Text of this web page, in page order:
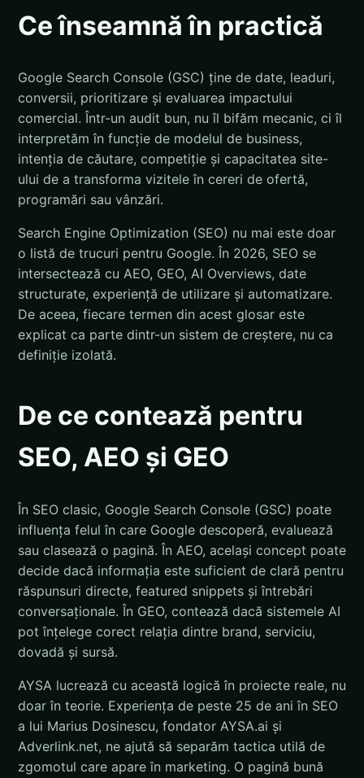
Ce înseamnă în practică
Google Search Console (GSC) ține de date, leaduri,
conversii, prioritizare și evaluarea impactului
comercial. Într-un audit bun, nu îl bifăm mecanic, ci îl
interpretăm în funcție de modelul de business,
intenția de căutare, competiție și capacitatea site-
ului de a transforma vizitele în cereri de ofertă,
programări sau vânzări.
Search Engine Optimization (SEO) nu mai este doar
o listă de trucuri pentru Google. În 2026, SEO se
intersectează cu AEO, GEO, AI Overviews, date
structurate, experiență de utilizare și automatizare.
De aceea, fiecare termen din acest glosar este
explicat ca parte dintr-un sistem de creștere, nu ca
definiție izolată.
De ce contează pentru
SEO, AEO și GEO
În SEO clasic, Google Search Console (GSC) poate
influența felul în care Google descoperă, evaluează
sau clasează o pagină. În AEO, același concept poate
decide dacă informația este suficient de clară pentru
răspunsuri directe, featured snippets și întrebări
conversaționale. În GEO, contează dacă sistemele AI
pot înțelege corect relația dintre brand, serviciu,
dovadă și sursă.
AYSA lucrează cu această logică în proiecte reale, nu
doar în teorie. Experiența de peste 25 de ani în SEO
a lui Marius Dosinescu, fondator AYSA.ai și
Adverlink.net, ne ajută să separăm tactica utilă de
zgomotul care apare în marketing. O pagină bună